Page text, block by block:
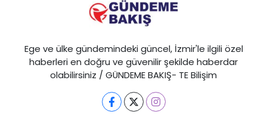
Ege ve ülke gündemindeki güncel, İzmir'le ilgili özel
haberleri en doğru ve güvenilir şekilde haberdar
olabilirsiniz / GÜNDEME BAKIŞ- TE Bilişim